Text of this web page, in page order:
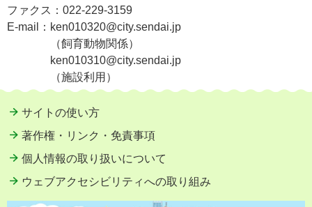
ファクス： 022-229-3159
E-mail： ken010320@city.sendai.jp
（飼育動物関係）
ken010310@city.sendai.jp
（施設利用）
サイトの使い方
著作権・リンク・免責事項
個人情報の取り扱いについて
ウェブアクセシビリティへの取り組み